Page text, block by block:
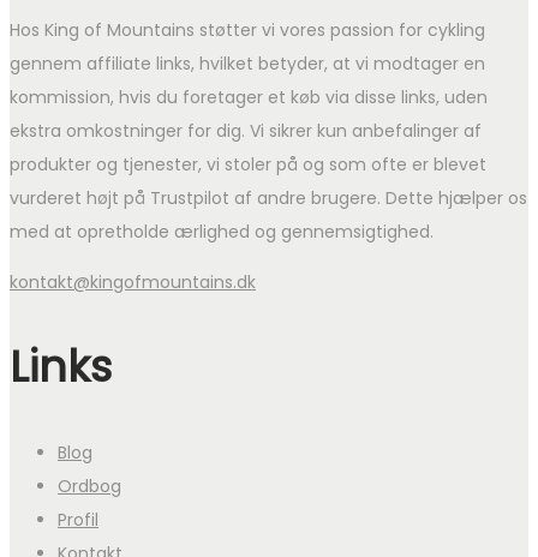
Hos King of Mountains støtter vi vores passion for cykling
gennem affiliate links, hvilket betyder, at vi modtager en
kommission, hvis du foretager et køb via disse links, uden
ekstra omkostninger for dig. Vi sikrer kun anbefalinger af
produkter og tjenester, vi stoler på og som ofte er blevet
vurderet højt på Trustpilot af andre brugere. Dette hjælper os
med at opretholde ærlighed og gennemsigtighed.
kontakt@kingofmountains.dk
Links
Blog
Ordbog
Profil